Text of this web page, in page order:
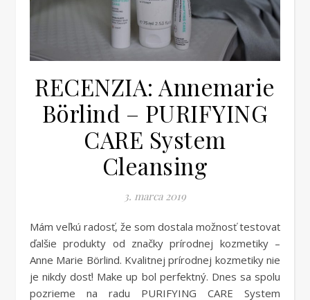
RECENZIA: Annemarie
Börlind – PURIFYING
CARE System
Cleansing
3. marca 2019
Mám veľkú radosť, že som dostala možnosť testovať
ďalšie produkty od značky prírodnej kozmetiky –
Anne Marie Börlind. Kvalitnej prírodnej kozmetiky nie
je nikdy dosť! Make up bol perfektný. Dnes sa spolu
pozrieme na radu PURIFYING CARE System